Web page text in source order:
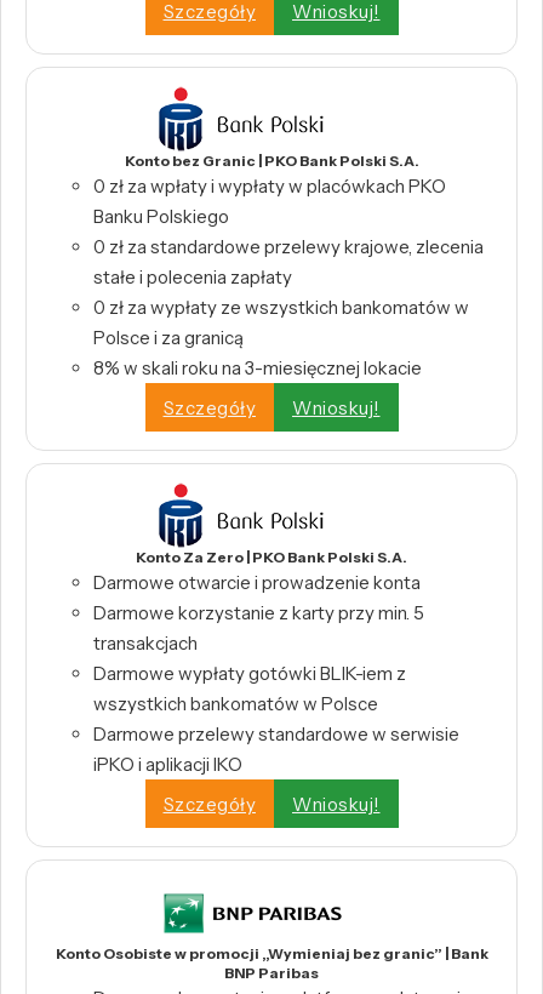
Szczegóły
Wnioskuj!
Konto bez Granic | PKO Bank Polski S.A.
0 zł za wpłaty i wypłaty w placówkach PKO
Banku Polskiego
0 zł za standardowe przelewy krajowe, zlecenia
stałe i polecenia zapłaty
0 zł za wypłaty ze wszystkich bankomatów w
Polsce i za granicą
8% w skali roku na 3-miesięcznej lokacie
Szczegóły
Wnioskuj!
Konto Za Zero | PKO Bank Polski S.A.
Darmowe otwarcie i prowadzenie konta
Darmowe korzystanie z karty przy min. 5
transakcjach
Darmowe wypłaty gotówki BLIK-iem z
wszystkich bankomatów w Polsce
Darmowe przelewy standardowe w serwisie
iPKO i aplikacji IKO
Szczegóły
Wnioskuj!
Konto Osobiste w promocji „Wymieniaj bez granic” | Bank
BNP Paribas